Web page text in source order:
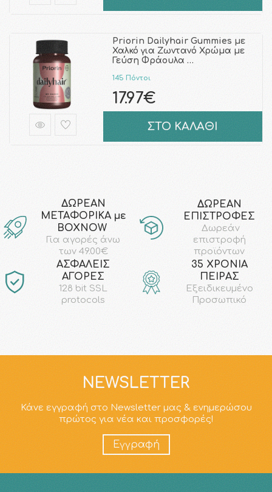
Priorin Dailyhair Gummies με
Χαλκό για Ζωντανό Χρώμα με
Γεύση Φράουλα …
145 Πόντοι
17.97€
ΣΤΟ ΚΑΛΑΘΙ
ΔΩΡΕΑΝ
ΜΕΤΑΦΟΡΙΚΑ με
ΒΟΧΝΟW
Για αγορές άνω
των 49.00€
ΔΩΡΕΑΝ
ΕΠΙΣΤΡΟΦΕΣ
Δωρεάν
επιστροφή
προϊόντων
AΣΦΑΛΕΙΣ
ΑΓΟΡΕΣ
128 bit SSL
protocols
35 ΧΡΟΝΙΑ
ΠΕΙΡΑΣ
Εξειδικευμένο
Προσωπικό
NEWSLETTER
Κάνε εγγραφή στο Newsletter μας & ενημερώσου
πρώτος για νέα και προσφορές!
Εγγραφή